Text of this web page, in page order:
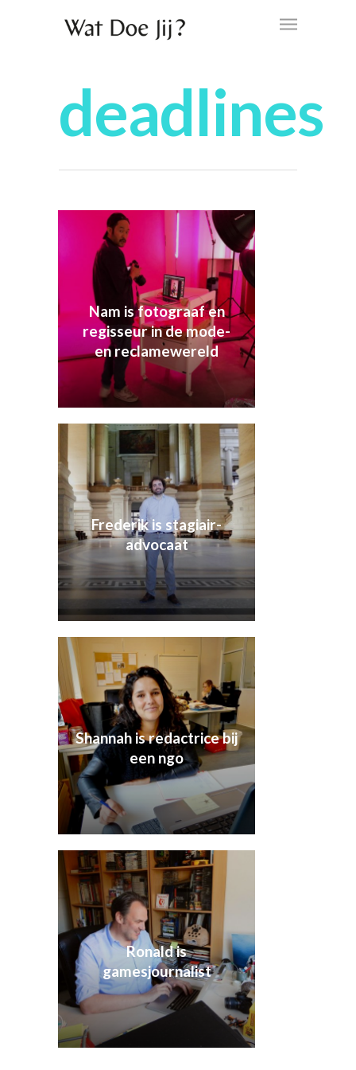
deadlines
Nam is fotograaf en
regisseur in de mode-
en reclamewereld
Frederik is stagiair-
advocaat
Shannah is redactrice bij
een ngo
Ronald is
gamesjournalist